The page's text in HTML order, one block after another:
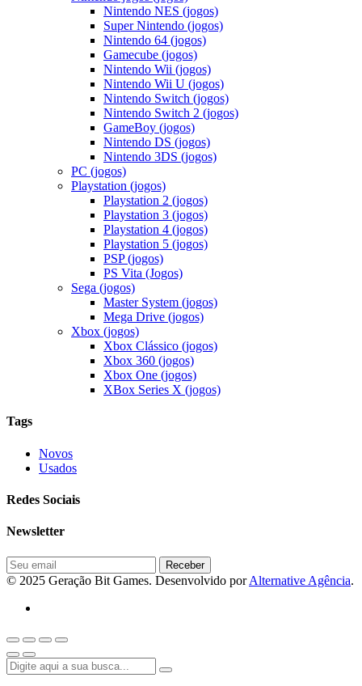
Nintendo NES (jogos)
Super Nintendo (jogos)
Nintendo 64 (jogos)
Gamecube (jogos)
Nintendo Wii (jogos)
Nintendo Wii U (jogos)
Nintendo Switch (jogos)
Nintendo Switch 2 (jogos)
GameBoy (jogos)
Nintendo DS (jogos)
Nintendo 3DS (jogos)
PC (jogos)
Playstation (jogos)
Playstation 2 (jogos)
Playstation 3 (jogos)
Playstation 4 (jogos)
Playstation 5 (jogos)
PSP (jogos)
PS Vita (Jogos)
Sega (jogos)
Master System (jogos)
Mega Drive (jogos)
Xbox (jogos)
Xbox Clássico (jogos)
Xbox 360 (jogos)
Xbox One (jogos)
XBox Series X (jogos)
Tags
Novos
Usados
Redes Sociais
Newsletter
© 2025 Geração Bit Games. Desenvolvido porAlternative Agência.